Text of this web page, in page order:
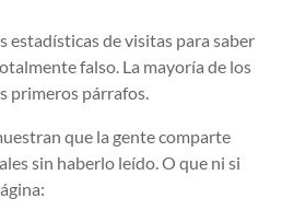
estadísticas de visitas para saber
falso. La mayoría de los
primeros párrafos.
que la gente comparte
sin haberlo leído. O que ni si